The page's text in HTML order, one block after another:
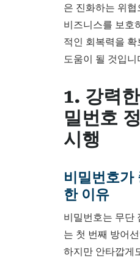
은 진화하는 위협
비즈니스를 보호
적인 회복력을 확
도움이 될 것입니
1. 강력한
밀번호
시행
비밀번호가
한 이유
비밀번호는 무단
는 첫 번째 방어
하지만 안타깝게